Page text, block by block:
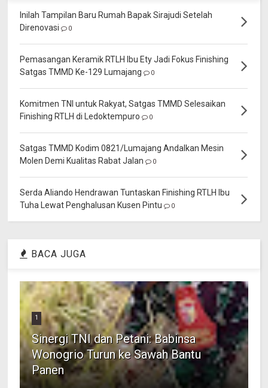
Inilah Tampilan Baru Rumah Bapak Sirajudi Setelah
Direnovasi
0
Pemasangan Keramik RTLH Ibu Ety Jadi Fokus Finishing
Satgas TMMD Ke-129 Lumajang
0
Komitmen TNI untuk Rakyat, Satgas TMMD Selesaikan
Finishing RTLH di Ledoktempuro
0
Satgas TMMD Kodim 0821/Lumajang Andalkan Mesin
Molen Demi Kualitas Rabat Jalan
0
Serda Aliando Hendrawan Tuntaskan Finishing RTLH Ibu
Tuha Lewat Penghalusan Kusen Pintu
0
BACA JUGA
1
Sinergi TNI dan Petani: Babinsa
Wonogrio Turun ke Sawah Bantu
Panen